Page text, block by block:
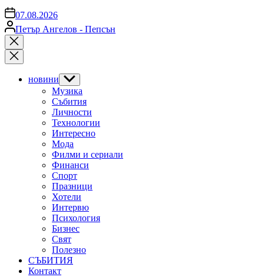
on07.08.2026
Posted
by
Петър Ангелов - Пепсън
Close
search
новини Show
sub
menu
Музика
Събития
Личности
Технологии
Интересно
Мода
Филми и сериали
Финанси
Спорт
Празници
Хотели
Интервю
Психология
Бизнес
Свят
Полезно
СЪБИТИЯ
Контакт